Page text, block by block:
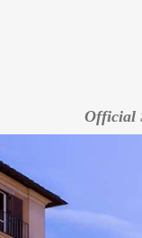
Official